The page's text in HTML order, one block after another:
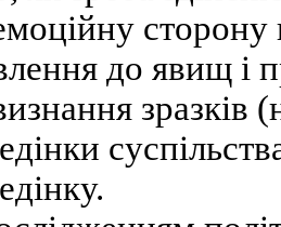
сторону
до явищ і
зразків